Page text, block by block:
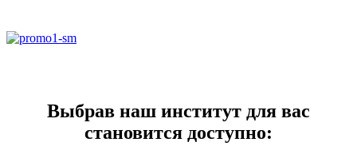
Выбрав наш институт для вас
становится доступно: